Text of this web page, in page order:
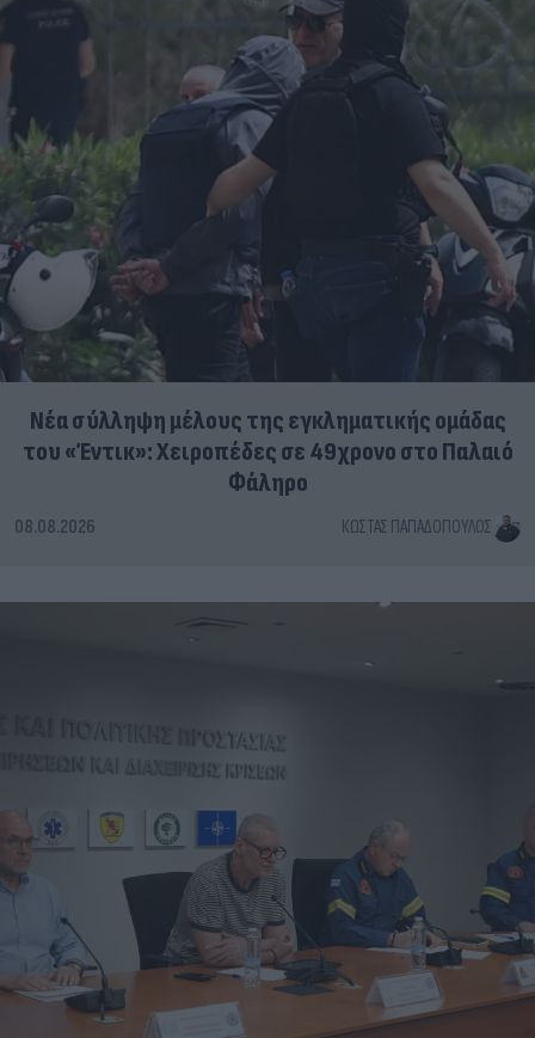
Νέα σύλληψη μέλους της εγκληματικής ομάδας
του «Έντικ»: Χειροπέδες σε 49χρονο στο Παλαιό
Φάληρο
08.08.2026 ΚΏΣΤΑΣ ΠΑΠΑΔΌΠΟΥΛΟΣ